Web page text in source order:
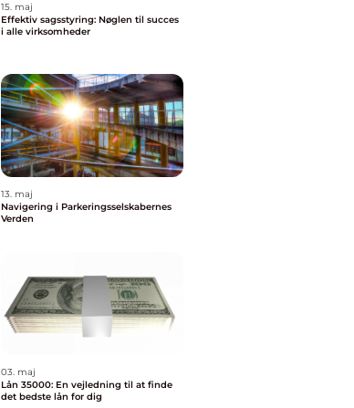
15. maj
Effektiv sagsstyring: Nøglen til succes
i alle virksomheder
13. maj
Navigering i Parkeringsselskabernes
Verden
03. maj
Lån 35000: En vejledning til at finde
det bedste lån for dig